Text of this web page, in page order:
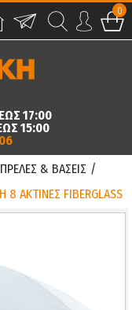
0
17:00
15:00
& ΒΑΣΕΙΣ /
ΑΚΤΙΝΕΣ FIBERGLASS